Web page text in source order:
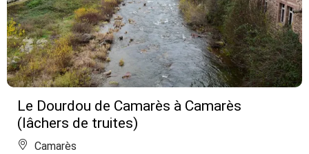
Le Dourdou de Camarès à Camarès
(lâchers de truites)
Camarès